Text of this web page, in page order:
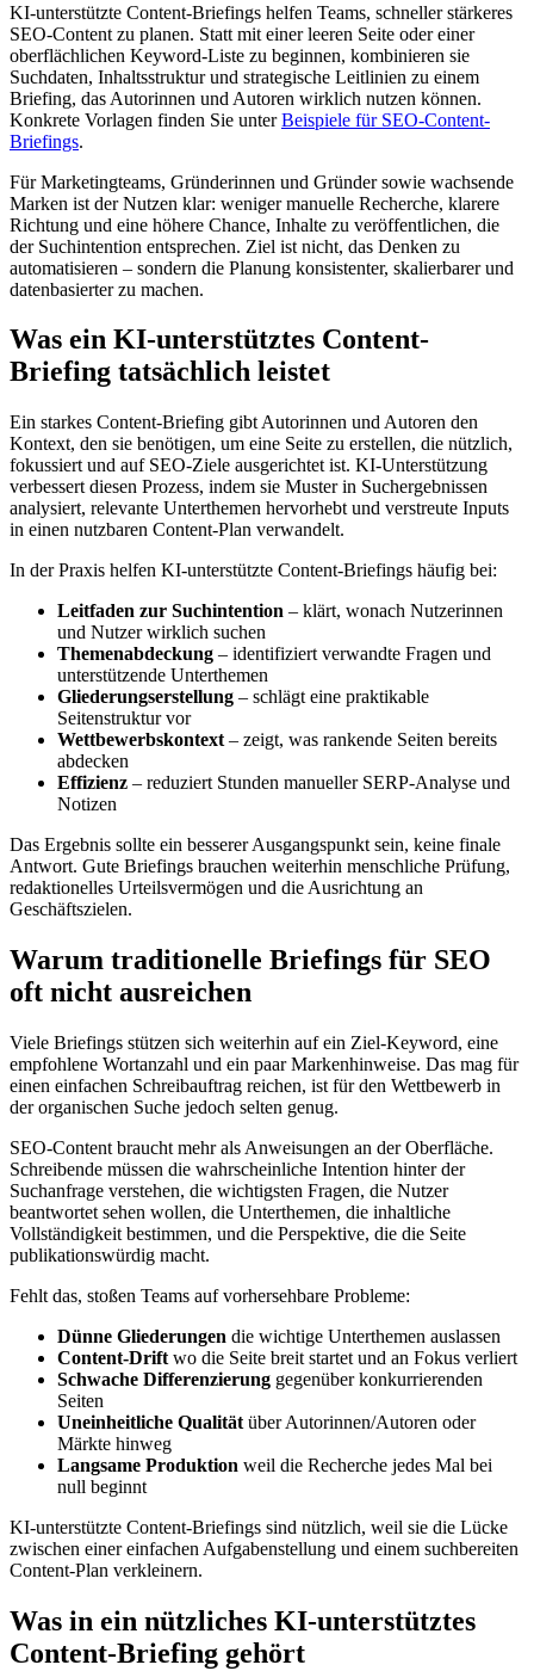
KI-unterstützte Content-Briefings helfen Teams, schneller stärkeres
SEO-Content zu planen. Statt mit einer leeren Seite oder einer
oberflächlichen Keyword-Liste zu beginnen, kombinieren sie
Suchdaten, Inhaltsstruktur und strategische Leitlinien zu einem
Briefing, das Autorinnen und Autoren wirklich nutzen können.
Konkrete Vorlagen finden Sie unterBeispiele für SEO-Content-
Briefings.
Für Marketingteams, Gründerinnen und Gründer sowie wachsende
Marken ist der Nutzen klar: weniger manuelle Recherche, klarere
Richtung und eine höhere Chance, Inhalte zu veröffentlichen, die
der Suchintention entsprechen. Ziel ist nicht, das Denken zu
automatisieren – sondern die Planung konsistenter, skalierbarer und
datenbasierter zu machen.
Was ein KI-unterstütztes Content-
Briefing tatsächlich leistet
Ein starkes Content-Briefing gibt Autorinnen und Autoren den
Kontext, den sie benötigen, um eine Seite zu erstellen, die nützlich,
fokussiert und auf SEO-Ziele ausgerichtet ist. KI-Unterstützung
verbessert diesen Prozess, indem sie Muster in Suchergebnissen
analysiert, relevante Unterthemen hervorhebt und verstreute Inputs
in einen nutzbaren Content-Plan verwandelt.
In der Praxis helfen KI-unterstützte Content-Briefings häufig bei:
Leitfaden zur Suchintention – klärt, wonach Nutzerinnen
und Nutzer wirklich suchen
Themenabdeckung – identifiziert verwandte Fragen und
unterstützende Unterthemen
Gliederungserstellung – schlägt eine praktikable
Seitenstruktur vor
Wettbewerbskontext – zeigt, was rankende Seiten bereits
abdecken
Effizienz – reduziert Stunden manueller SERP-Analyse und
Notizen
Das Ergebnis sollte ein besserer Ausgangspunkt sein, keine finale
Antwort. Gute Briefings brauchen weiterhin menschliche Prüfung,
redaktionelles Urteilsvermögen und die Ausrichtung an
Geschäftszielen.
Warum traditionelle Briefings für SEO
oft nicht ausreichen
Viele Briefings stützen sich weiterhin auf ein Ziel-Keyword, eine
empfohlene Wortanzahl und ein paar Markenhinweise. Das mag für
einen einfachen Schreibauftrag reichen, ist für den Wettbewerb in
der organischen Suche jedoch selten genug.
SEO-Content braucht mehr als Anweisungen an der Oberfläche.
Schreibende müssen die wahrscheinliche Intention hinter der
Suchanfrage verstehen, die wichtigsten Fragen, die Nutzer
beantwortet sehen wollen, die Unterthemen, die inhaltliche
Vollständigkeit bestimmen, und die Perspektive, die die Seite
publikationswürdig macht.
Fehlt das, stoßen Teams auf vorhersehbare Probleme:
Dünne Gliederungen die wichtige Unterthemen auslassen
Content-Drift wo die Seite breit startet und an Fokus verliert
Schwache Differenzierung gegenüber konkurrierenden
Seiten
Uneinheitliche Qualität über Autorinnen/Autoren oder
Märkte hinweg
Langsame Produktion weil die Recherche jedes Mal bei
null beginnt
KI-unterstützte Content-Briefings sind nützlich, weil sie die Lücke
zwischen einer einfachen Aufgabenstellung und einem suchbereiten
Content-Plan verkleinern.
Was in ein nützliches KI-unterstütztes
Content-Briefing gehört